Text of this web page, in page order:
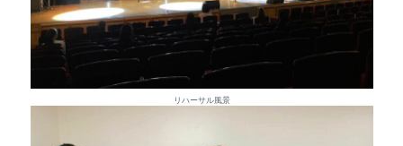
リハーサル風景